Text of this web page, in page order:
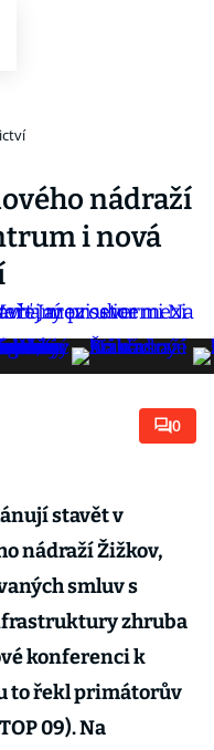
nádraží
i nová
0
stavět v
nádraží Žižkov,
smluv s
zhruba
konferenci k
to řekl primátorův
09). Na